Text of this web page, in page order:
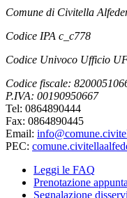
Comune di Civitella
Codice IPA c_c778
Codice Univoco Ufficio
Codice fiscale:
P.IVA: 00190950667
Tel: 0864890444
Fax: 0864890445
Email:
PEC:
Leggi le FAQ
Prenotazione
Segnalazione